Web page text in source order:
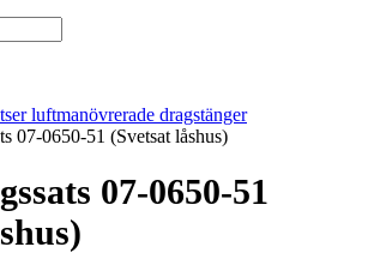
luftmanövrerade dragstänger
07-0650-51 (Svetsat låshus)
07-0650-51